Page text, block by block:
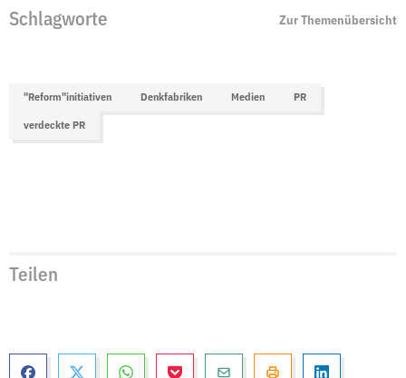
Schlagworte Zur Themenübersicht
"Reform"initiativen Denkfabriken Medien PR
verdeckte PR
Teilen